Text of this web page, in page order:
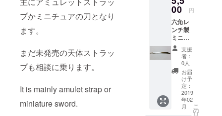
プかミニチュアの刀となり
ます。
まだ未発売の天体ストラッ
プも相談に乗ります。
It is mainly amulet strap or
miniature sword.
る方向
きです
が、鞘
や持ち
手・
鍔・装
飾をし
た物を
希望す
る時は
相談に
乗りま
す。 こ
ちらの
00 円
六角レ
ンチ製
ミニ
チュア
刀
Type-
E 磨き
E社製の
六角レ
ンチを
加工し
て造ら
支援
者：
0人
お届
け予
定：
2019
年02
月
こ
の